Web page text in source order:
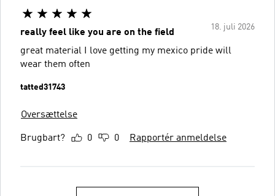
18. juli 2026
really feel like you are on the field
great material I love getting my mexico pride will
wear them often
tatted31743
Oversættelse
Brugbart? 0 0 Rapportér anmeldelse